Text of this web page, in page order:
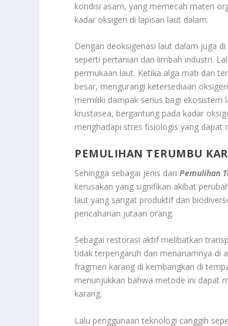
kondisi asam, yang memecah materi
kadar oksigen di lapisan laut dalam.
Dengan deoksigenasi laut dalam juga
seperti pertanian dan limbah industri.
permukaan laut. Ketika alga mati dan
besar, mengurangi ketersediaan
memiliki dampak serius bagi ekosistem
krustasea, bergantung pada kadar
menghadapi stres fisiologis yang
PEMULIHAN TERUMBU
Sehingga sebagai jenis dariPemulihan
kerusakan yang signifikan akibat
laut yang sangat produktif dan
pencaharian jutaan orang.
Sebagai restorasi aktif melibatkan
tidak terpengaruh dan menanamnya di
fragmen karang di kembangkan di
menunjukkan bahwa metode ini dapat
karang.
Lalu penggunaan teknologi canggih